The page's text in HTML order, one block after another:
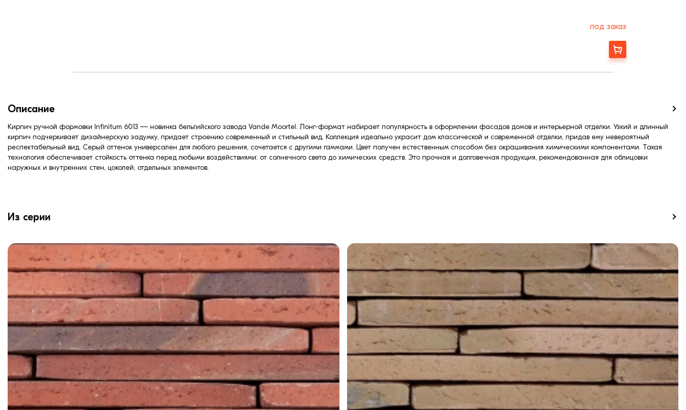
под заказ
Заказать
Описание
Кирпич ручной формовки Infinitum 6013 — новинка бельгийского завода Vande Moortel. Лонг-формат набирает популярность в оформлении фасадов домов и интерьерной отделки. Узкий и длинный
кирпич подчеркивает дизайнерскую задумку, придает строению современный и стильный вид. Коллекция идеально украсит дом классической и современной отделки, придав ему невероятный
респектабельный вид. Серый оттенок универсален для любого решения, сочетается с другими гаммами. Цвет получен естественным способом без окрашивания химическими компонентами. Такая
технология обеспечивает стойкость оттенка перед любыми воздействиями: от солнечного света до химических средств. Это прочная и долговечная продукция, рекомендованная для облицовки
наружных и внутренних стен, цоколей, отдельных элементов.
Из серии